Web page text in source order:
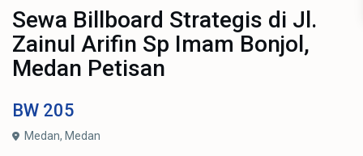
Sewa Billboard Strategis di Jl.
Zainul Arifin Sp Imam Bonjol,
Medan Petisan
BW 205
Medan, Medan